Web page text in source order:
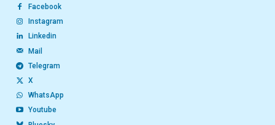
Facebook
Instagram
Linkedin
Mail
Telegram
X
WhatsApp
Youtube